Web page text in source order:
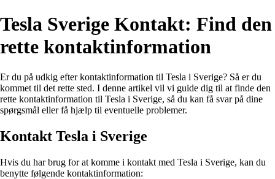
Tesla Sverige Kontakt: Find den
rette kontaktinformation
Er du på udkig efter kontaktinformation til Tesla i Sverige? Så er du
kommet til det rette sted. I denne artikel vil vi guide dig til at finde den
rette kontaktinformation til Tesla i Sverige, så du kan få svar på dine
spørgsmål eller få hjælp til eventuelle problemer.
Kontakt Tesla i Sverige
Hvis du har brug for at komme i kontakt med Tesla i Sverige, kan du
benytte følgende kontaktinformation: